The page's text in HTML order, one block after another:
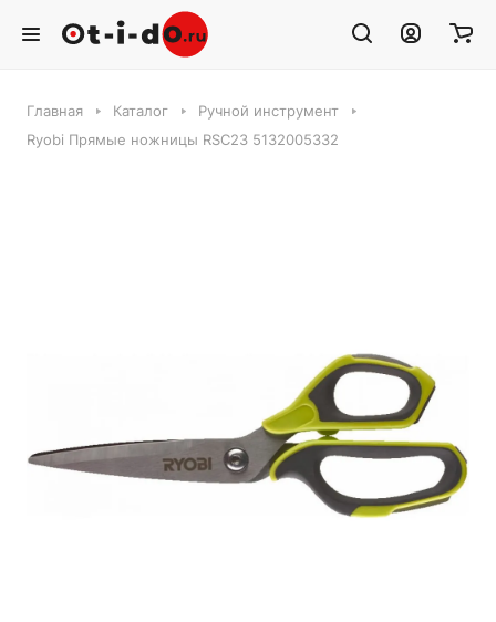
Главная Каталог
Ручной инструмент
Ryobi Прямые ножницы RSC23 5132005332